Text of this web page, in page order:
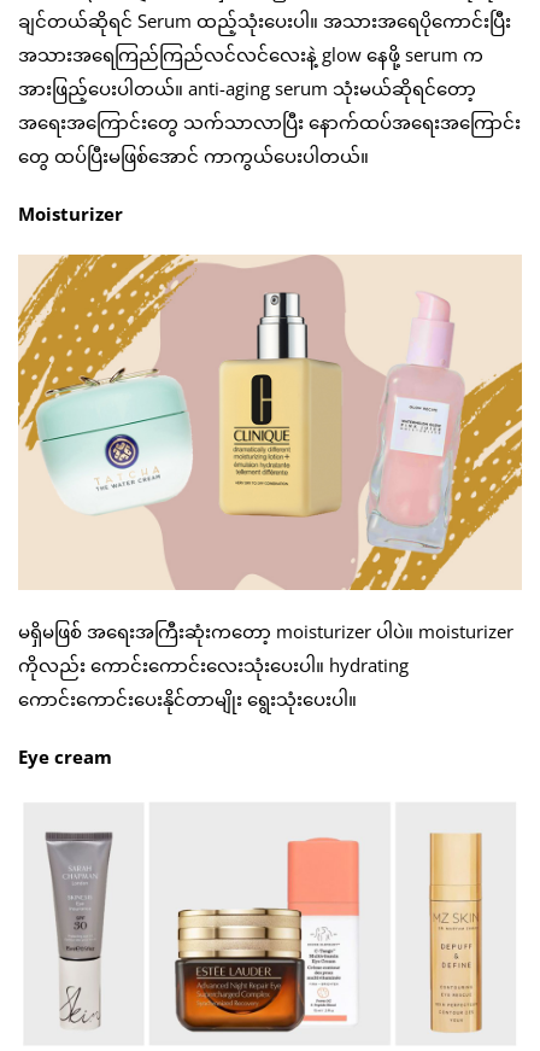
ချင်တယ်ဆိုရင် Serum ထည့်သုံးပေးပါ။ အသားအရေပိုကောင်းပြီး
အသားအရေကြည်ကြည်လင်လင်လေးနဲ့ glow နေဖို့ serum က
အားဖြည့်ပေးပါတယ်။ anti-aging serum သုံးမယ်ဆိုရင်တော့
အရေးအကြောင်းတွေ သက်သာလာပြီး နောက်ထပ်အရေးအကြောင်း
တွေ ထပ်ပြီးမဖြစ်အောင် ကာကွယ်ပေးပါတယ်။
Moisturizer
မရှိမဖြစ် အရေးအကြီးဆုံးကတော့ moisturizer ပါပဲ။ moisturizer
ကိုလည်း ကောင်းကောင်းလေးသုံးပေးပါ။ hydrating
ကောင်းကောင်းပေးနိုင်တာမျိုး ရွေးသုံးပေးပါ။
Eye cream